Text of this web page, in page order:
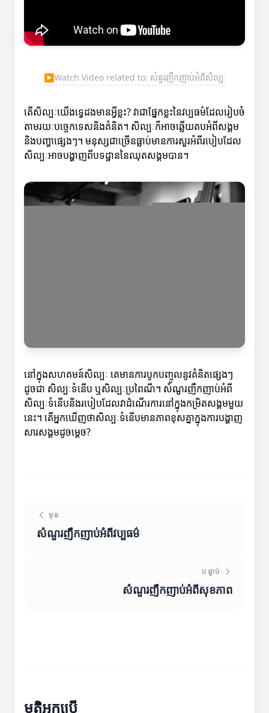
▶Watch Video related to: សំនួរញឹកញាប់អំពីសិល្បៈ
តើសិល្បៈយើងទ្វេដងមានអ្វីខ្លះ? វាជាផ្នែកខ្លះនៃវប្បធម៌ដែលរៀបចំ
តាមរយៈបច្ចេកទេសនិងគំនិត។ សិល្បៈក៏អាចឆ្លើយតបអំពីសង្គម
និងបញ្ហាផ្សេងៗ។ មនុស្សជាច្រើនធ្លាប់មានការសួរអំពីរបៀបដែល
សិល្បៈអាចបង្ហាញពីបទដ្ឋាននៃឈុតសង្គមបាន។
នៅក្នុងសហគមន៍សិល្បៈ គេមានការបូកបញ្ចូលនូវគំនិតផ្សេងៗ
ដូចជា សិល្បៈទំនើប ឬសិល្បៈប្រពៃណី។ សំណួរញឹកញាប់អំពី
សិល្បៈទំនើបនិងរបៀបដែលវាដំណើរការនៅក្នុងកម្រិតសង្គមមួយ
នេះ។ តើអ្នកឃើញថាសិល្បៈទំនើបមានភាពខុសគ្នាក្នុងការបង្ហាញ
សារសង្គមដូចម្តេច?
មុន
សំណួរញឹកញាប់អំពីវប្បធម៌
បន្ទាប់
សំណួរញឹកញាប់អំពីសុខភាព
មតិអ្នកប្រើ